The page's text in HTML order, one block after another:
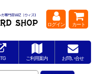
ログイン カート
ご利用案内 お問い合せ